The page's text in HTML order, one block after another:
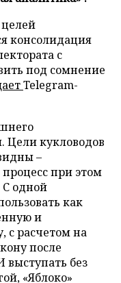
консолидация
с
под сомнение
Telegram-
Цели кукловодов
–
при этом
С одной
как
и
с расчетом на
после
выступать без
«Яблоко»